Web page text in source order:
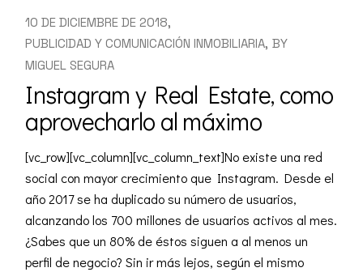
10 DE DICIEMBRE DE 2018
PUBLICIDAD Y COMUNICACIÓN INMOBILIARIA BY
MIGUEL SEGURA
Instagram y Real Estate, como
aprovecharlo al máximo
[vc_row][vc_column][vc_column_text]No existe una red
social con mayor crecimiento que Instagram. Desde el
año 2017 se ha duplicado su número de usuarios,
alcanzando los 700 millones de usuarios activos al mes.
¿Sabes que un 80% de éstos siguen a al menos un
perfil de negocio? Sin ir más lejos, según el mismo